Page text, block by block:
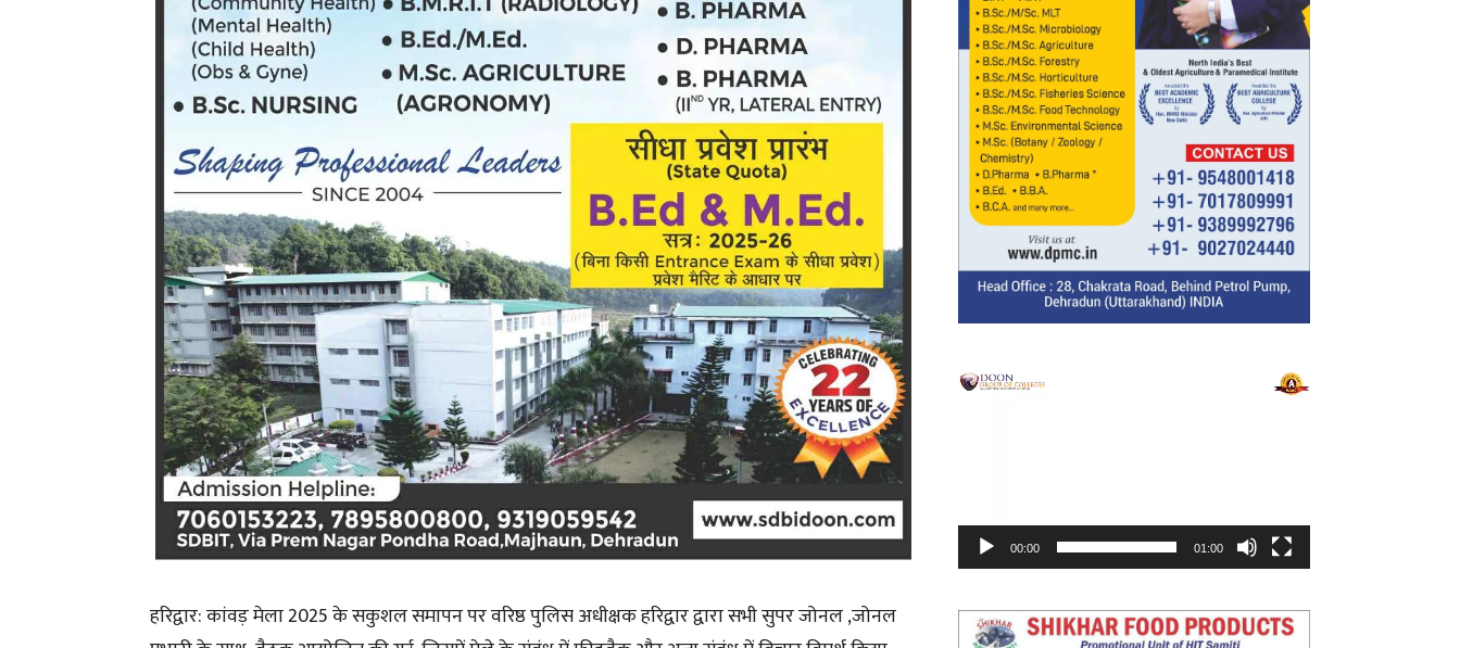
हरिद्वार: कांवड़ मेला 2025 के सकुशल समापन पर वरिष्ठ पुलिस अधीक्षक हरिद्वार द्वारा सभी सुपर जोनल ,जोनल
Video
00:00 01:00